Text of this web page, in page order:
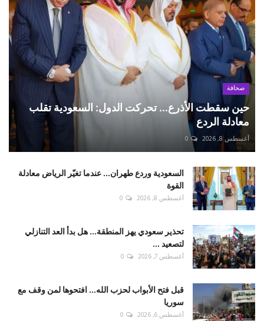
صحافة
حين سقطت الأذرع... تحركت الدول: السعودية تقلب
معادلة الردع
أغسطس 8, 2026 0
السعودية وردع طهران... عندما تغيّر الرياض معادلة
القوة
أغسطس 8, 2026 0
تحذير سعودي يهز المنطقة... هل بدأ العد التنازلي
لتصعيد ...
أغسطس 7, 2026 0
قبل فتح الأبواب لحزب الله... افتحوها لمن وقف مع
سوريا
أغسطس 6, 2026 0